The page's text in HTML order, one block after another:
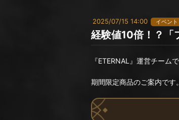
2025/07/15 14:00 イベント
経験値10倍！？「
『ETERNAL』運営チームで
期間限定商品のご案内です。